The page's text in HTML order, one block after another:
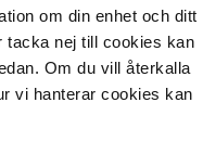
om din enhet och ditt
tacka nej till cookies kan
Om du vill återkalla
vi hanterar cookies kan